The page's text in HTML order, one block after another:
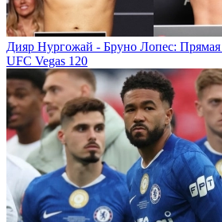
Дияр Нургожай - Бруно Лопес: Прямая
UFC Vegas 120